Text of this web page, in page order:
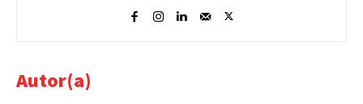
Autor(a)